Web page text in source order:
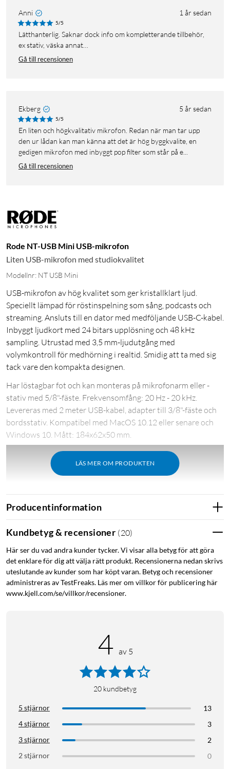
Anni 1 år sedan
5/5
Lätthanterlig. Saknar dock info om kompletterande tillbehör,
ex stativ, väska annat…
Gå till recensionen
Ekberg 5 år sedan
5/5
En liten och högkvalitativ mikrofon. Redan när man tar upp
den ur lådan kan man känna att det är hög byggkvalite, en
gedigen mikrofon med inbyggt pop filter som står på e...
Gå till recensionen
Rode NT-USB Mini USB-mikrofon
Liten USB-mikrofon med studiokvalitet
Modellnr: NT USB Mini
USB-mikrofon av hög kvalitet som ger kristallklart ljud.
Speciellt lämpad för röstinspelning som sång, podcasts och
streaming. Ansluts till en dator med medföljande USB-C-kabel.
Inbyggt ljudkort med 24 bitars upplösning och 48 kHz
sampling. Utrustad med 3,5 mm-ljudutgång med
volymkontroll för medhörning i realtid. Smidig att ta med sig
tack vare den kompakta designen.
LÄS MER OM PRODUKTEN
Har löstagbar fot och kan monteras på mikrofonarm eller -
stativ med 5/8"-fäste. Frekvensomfång: 20 Hz - 20 kHz.
Levereras med 2 meter USB-kabel, adapter till 3/8"-fäste och
bordsstativ. Kompatibel med MacOS 10.12 eller senare och
Windows 10. Mått: 184x62x50 mm.
Røde Datormikrofon Mikrofon för dator
Producentinformation
Kundbetyg & recensioner (20)
Här ser du vad andra kunder tycker. Vi visar alla betyg för att göra
det enklare för dig att välja rätt produkt. Recensionerna nedan skrivs
uteslutande av kunder som har köpt varan. Betyg och recensioner
administreras av TestFreaks. Läs mer om villkor för publicering här
www.kjell.com/se/villkor/recensioner.
4 av 5
20 kundbetyg
5 stjärnor
13
4 stjärnor
3
3 stjärnor
2
2 stjärnor
0